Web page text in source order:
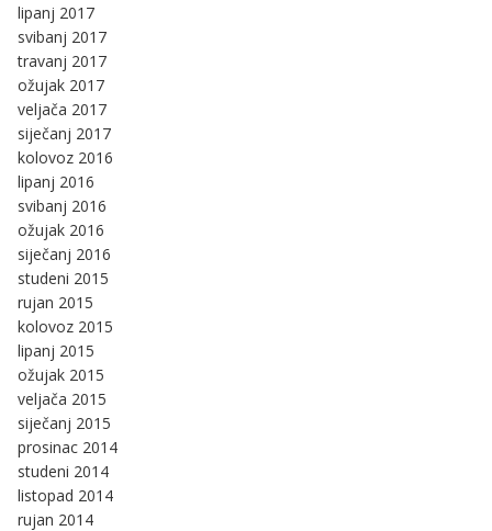
lipanj 2017
svibanj 2017
travanj 2017
ožujak 2017
veljača 2017
siječanj 2017
kolovoz 2016
lipanj 2016
svibanj 2016
ožujak 2016
siječanj 2016
studeni 2015
rujan 2015
kolovoz 2015
lipanj 2015
ožujak 2015
veljača 2015
siječanj 2015
prosinac 2014
studeni 2014
listopad 2014
rujan 2014